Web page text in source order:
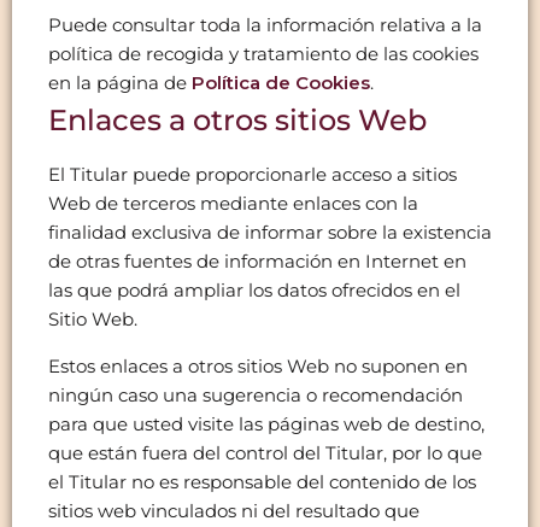
Puede consultar toda la información relativa a la
política de recogida y tratamiento de las cookies
en la página de Política de Cookies.
Enlaces a otros sitios Web
El Titular puede proporcionarle acceso a sitios
Web de terceros mediante enlaces con la
finalidad exclusiva de informar sobre la existencia
de otras fuentes de información en Internet en
las que podrá ampliar los datos ofrecidos en el
Sitio Web.
Estos enlaces a otros sitios Web no suponen en
ningún caso una sugerencia o recomendación
para que usted visite las páginas web de destino,
que están fuera del control del Titular, por lo que
el Titular no es responsable del contenido de los
sitios web vinculados ni del resultado que